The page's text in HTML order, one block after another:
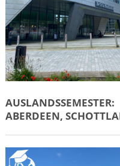
AUSLANDSSEMESTER:
ABERDEEN,